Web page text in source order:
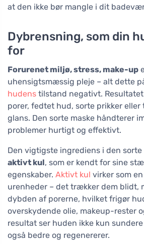
at den ikke bør mangle i dit
Dybrensning, som din
for
Forurenet miljø, stress, make-up
uhensigtsmæssig pleje – alt dette
hudens tilstand negativt.
porer, fedtet hud, sorte prikker
glans. Den sorte maske håndterer
problemer hurtigt og effektivt.
Den vigtigste ingrediens i den sorte
aktivt kul, som er kendt for sine
egenskaber. Aktivt kul virker som
urenheder – det trækker dem blidt,
dybden af porerne, hvilket frigør
overskydende olie, makeup-rester
resultat ser huden ikke kun
også bedre og regenererer.